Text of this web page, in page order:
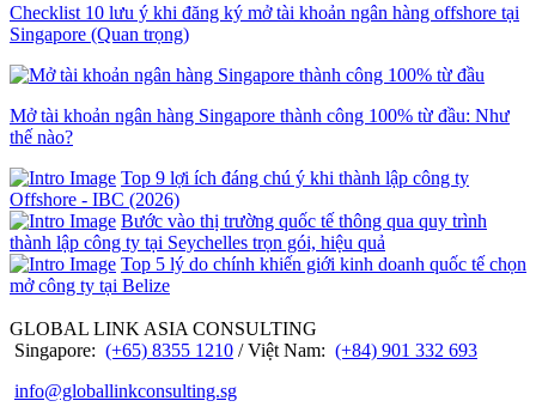
Checklist 10 lưu ý khi đăng ký mở tài khoản ngân hàng offshore tại
Singapore (Quan trọng)
Mở tài khoản ngân hàng Singapore thành công 100% từ đầu: Như
thế nào?
Top 9 lợi ích đáng chú ý khi thành lập công ty
Offshore - IBC (2026)
Bước vào thị trường quốc tế thông qua quy trình
thành lập công ty tại Seychelles trọn gói, hiệu quả
Top 5 lý do chính khiến giới kinh doanh quốc tế chọn
mở công ty tại Belize
GLOBAL LINK ASIA CONSULTING
Singapore: (+65) 8355 1210 / Việt Nam: (+84) 901 332 693
info@globallinkconsulting.sg